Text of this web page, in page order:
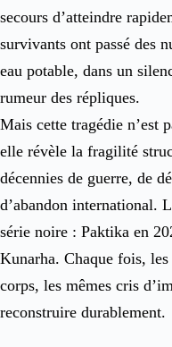
secours d’atteindre
survivants ont passé des
eau potable, dans un
rumeur des répliques.
Mais cette tragédie n’est
elle révèle la fragilité
décennies de guerre, de
d’abandon international.
série noire : Paktika en
Kunarha. Chaque fois,
corps, les mêmes cris
reconstruire durablement.